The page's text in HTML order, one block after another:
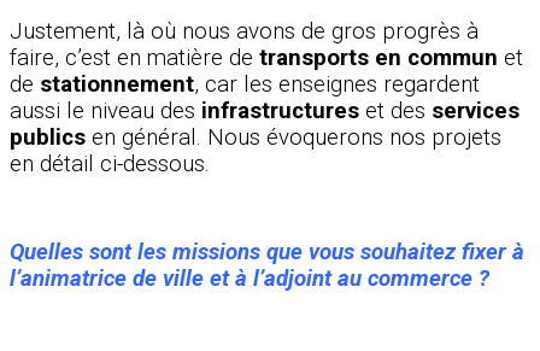
Justement, là où nous avons de gros progrès à
faire, c’est en matière de transports en commun et
de stationnement, car les enseignes regardent
aussi le niveau des infrastructures et des services
publics en général. Nous évoquerons nos projets
en détail ci-dessous.
Quelles sont les missions que vous souhaitez fixer à
l’animatrice de ville et à l’adjoint au commerce ?